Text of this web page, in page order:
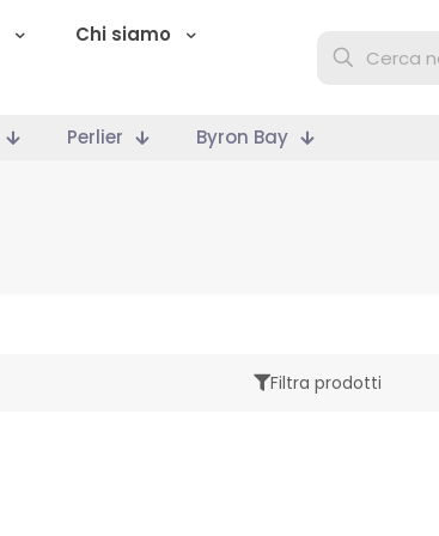
Chi siamo
Perlier Byron Bay
Filtra prodotti